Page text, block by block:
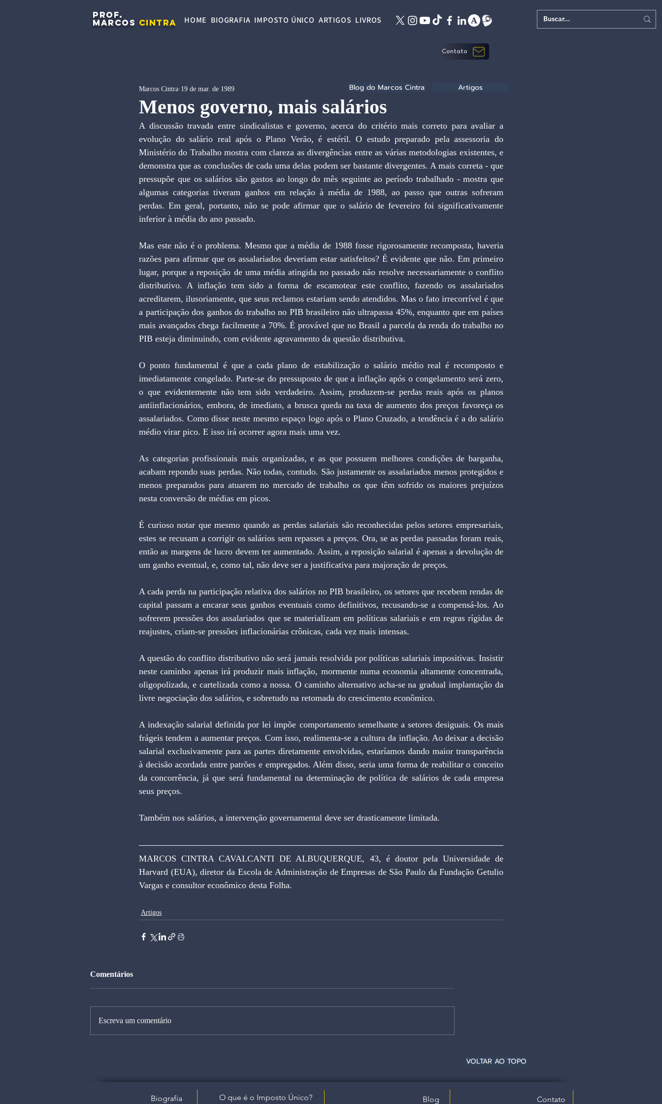
PROF.
MARCOS CINTRA HOME BIOGRAFIA IMPOSTO ÚNICO ARTIGOS LIVROS
Contato
Menos governo, mais salários
Marcos Cintra 19 de mar. de 1989
A discussão travada entre sindicalistas e governo, acerca do critério mais correto para avaliar a
evolução do salário real após o Plano Verão, é estéril. O estudo preparado pela assessoria do
Ministério do Trabalho mostra com clareza as divergências entre as várias metodologias existentes, e
demonstra que as conclusões de cada uma delas podem ser bastante divergentes. A mais correta - que
pressupõe que os salários são gastos ao longo do mês seguinte ao período trabalhado - mostra que
algumas categorias tiveram ganhos em relação à média de 1988, ao passo que outras sofreram
perdas. Em geral, portanto, não se pode afirmar que o salário de fevereiro foi significativamente
inferior à média do ano passado.
Mas este não é o problema. Mesmo que a média de 1988 fosse rigorosamente recomposta, haveria
razões para afirmar que os assalariados deveriam estar satisfeitos? É evidente que não. Em primeiro
lugar, porque a reposição de uma média atingida no passado não resolve necessariamente o conflito
distributivo. A inflação tem sido a forma de escamotear este conflito, fazendo os assalariados
acreditarem, ilusoriamente, que seus reclamos estariam sendo atendidos. Mas o fato irrecorrível é que
a participação dos ganhos do trabalho no PIB brasileiro não ultrapassa 45%, enquanto que em países
mais avançados chega facilmente a 70%. É provável que no Brasil a parcela da renda do trabalho no
PIB esteja diminuindo, com evidente agravamento da questão distributiva.
O ponto fundamental é que a cada plano de estabilização o salário médio real é recomposto e
imediatamente congelado. Parte-se do pressuposto de que a inflação após o congelamento será zero,
o que evidentemente não tem sido verdadeiro. Assim, produzem-se perdas reais após os planos
antiinflacionários, embora, de imediato, a brusca queda na taxa de aumento dos preços favoreça os
assalariados. Como disse neste mesmo espaço logo após o Plano Cruzado, a tendência é a do salário
médio virar pico. E isso irá ocorrer agora mais uma vez.
As categorias profissionais mais organizadas, e as que possuem melhores condições de barganha,
acabam repondo suas perdas. Não todas, contudo. São justamente os assalariados menos protegidos e
menos preparados para atuarem no mercado de trabalho os que têm sofrido os maiores prejuízos
nesta conversão de médias em picos.
É curioso notar que mesmo quando as perdas salariais são reconhecidas pelos setores empresariais,
estes se recusam a corrigir os salários sem repasses a preços. Ora, se as perdas passadas foram reais,
então as margens de lucro devem ter aumentado. Assim, a reposição salarial é apenas a devolução de
um ganho eventual, e, como tal, não deve ser a justificativa para majoração de preços.
A cada perda na participação relativa dos salários no PIB brasileiro, os setores que recebem rendas de
capital passam a encarar seus ganhos eventuais como definitivos, recusando-se a compensá-los. Ao
sofrerem pressões dos assalariados que se materializam em políticas salariais e em regras rígidas de
reajustes, criam-se pressões inflacionárias crônicas, cada vez mais intensas.
A questão do conflito distributivo não será jamais resolvida por políticas salariais impositivas. Insistir
neste caminho apenas irá produzir mais inflação, mormente numa economia altamente concentrada,
oligopolizada, e cartelizada como a nossa. O caminho alternativo acha-se na gradual implantação da
livre negociação dos salários, e sobretudo na retomada do crescimento econômico.
A indexação salarial definida por lei impõe comportamento semelhante a setores desiguais. Os mais
frágeis tendem a aumentar preços. Com isso, realimenta-se a cultura da inflação. Ao deixar a decisão
salarial exclusivamente para as partes diretamente envolvidas, estaríamos dando maior transparência
à decisão acordada entre patrões e empregados. Além disso, seria uma forma de reabilitar o conceito
da concorrência, já que será fundamental na determinação de política de salários de cada empresa
seus preços.
Também nos salários, a intervenção governamental deve ser drasticamente limitada.
MARCOS CINTRA CAVALCANTI DE ALBUQUERQUE, 43, é doutor pela Universidade de
Harvard (EUA), diretor da Escola de Administração de Empresas de São Paulo da Fundação Getulio
Vargas e consultor econômico desta Folha.
Artigos
Comentários
Escreva um comentário
Blog do Marcos Cintra Artigos
VOLTAR AO TOPO
Biografia O que é o Imposto Único? Blog Contato